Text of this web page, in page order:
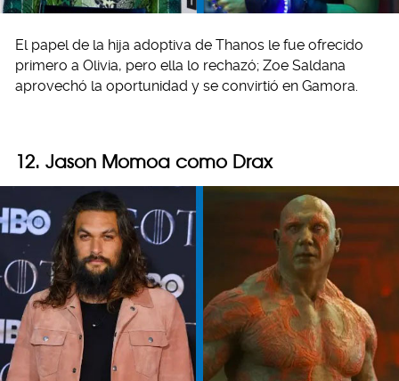
El papel de la hija adoptiva de Thanos le fue ofrecido
primero a Olivia, pero ella lo rechazó; Zoe Saldana
aprovechó la oportunidad y se convirtió en Gamora.
12. Jason Momoa como Drax